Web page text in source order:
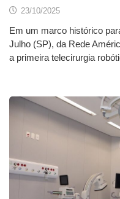
23/10/2025
Em um marco histórico
Julho (SP), da Rede
a primeira telecirurgia